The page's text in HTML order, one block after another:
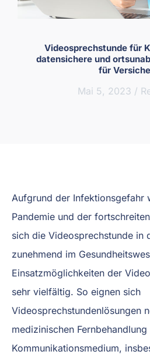
Videosprechstunde für
datensichere und
für
Mai 5, 2023 /
Aufgrund der Infektionsgefahr
Pandemie und der
sich die Videosprechstunde in
zunehmend im
Einsatzmöglichkeiten der
sehr vielfältig. So eignen sich
Videosprechstundenlösungen
medizinischen
Kommunikationsmedium,